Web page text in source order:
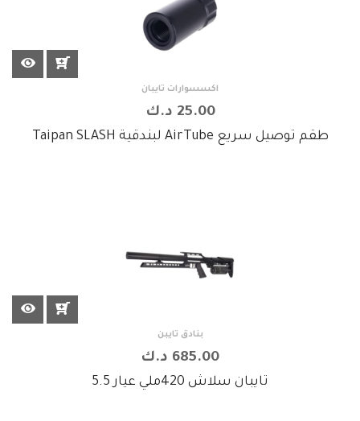
اكسسوارات تايبان
25.00 د.ك
طقم توصيل سريع AirTube لبندقية Taipan SLASH
بنادق تايبن
685.00 د.ك
تايبان سلاش 420ملي عيار 5.5